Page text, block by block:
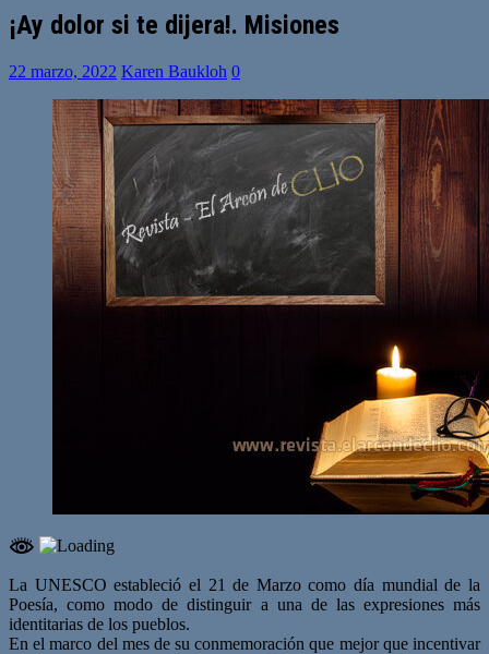
¡Ay dolor si te dijera!. Misiones
22 marzo, 2022 Karen Baukloh 0
La UNESCO estableció el 21 de Marzo como día mundial de la
Poesía, como modo de distinguir a una de las expresiones más
identitarias de los pueblos.
En el marco del mes de su conmemoración que mejor que incentivar